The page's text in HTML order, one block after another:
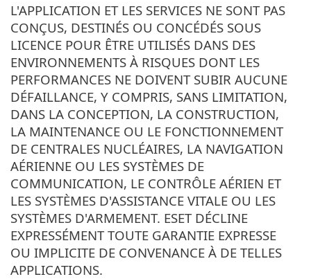
L'APPLICATION ET LES SERVICES NE SONT PAS
CONÇUS, DESTINÉS OU CONCÉDÉS SOUS
LICENCE POUR ÊTRE UTILISÉS DANS DES
ENVIRONNEMENTS À RISQUES DONT LES
PERFORMANCES NE DOIVENT SUBIR AUCUNE
DÉFAILLANCE, Y COMPRIS, SANS LIMITATION,
DANS LA CONCEPTION, LA CONSTRUCTION,
LA MAINTENANCE OU LE FONCTIONNEMENT
DE CENTRALES NUCLÉAIRES, LA NAVIGATION
AÉRIENNE OU LES SYSTÈMES DE
COMMUNICATION, LE CONTRÔLE AÉRIEN ET
LES SYSTÈMES D'ASSISTANCE VITALE OU LES
SYSTÈMES D'ARMEMENT. ESET DÉCLINE
EXPRESSÉMENT TOUTE GARANTIE EXPRESSE
OU IMPLICITE DE CONVENANCE À DE TELLES
APPLICATIONS.